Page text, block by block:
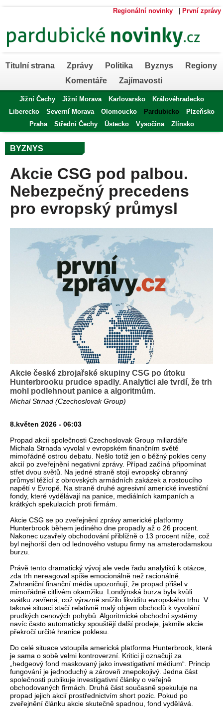
Regionální novinky První zprávy
Titulní strana Zprávy Politika Byznys
Regiony
Komentáře
Zajímavosti
Jižní Čechy Jižní Morava Karlovarsko
Královéhradecko
Liberecko
Severní Morava Olomoucko Pardubicko
Plzeňsko
Praha
Střední Čechy Ústecko Vysočina Zlínsko
BYZNYS
Akcie CSG pod palbou.
Nebezpečný precedens
pro evropský průmysl
Akcie české zbrojařské skupiny CSG po útoku
Hunterbrooku prudce spadly. Analytici ale tvrdí, že trh
mohl podlehnout panice a algoritmům.
Michal Strnad (Czechoslovak Group)
8.květen 2026 - 06:03
Propad akcií společnosti Czechoslovak Group miliardáře
Michala Strnada vyvolal v evropském finančním světě
mimořádně ostrou debatu. Nešlo totiž jen o běžný pokles ceny
akcií po zveřejnění negativní zprávy. Případ začíná připomínat
střet dvou světů. Na jedné straně stojí evropský obranný
průmysl těžící z obrovských armádních zakázek a rostoucího
napětí v Evropě. Na straně druhé agresivní americké investiční
fondy, které vydělávají na panice, mediálních kampaních a
krátkých spekulacích proti firmám.
Akcie CSG se po zveřejnění zprávy americké platformy
Hunterbrook během jediného dne propadly až o 26 procent.
Nakonec uzavřely obchodování přibližně o 13 procent níže, což
byl nejhorší den od lednového vstupu firmy na amsterodamskou
burzu.
Právě tento dramatický vývoj ale vede řadu analytiků k otázce,
zda trh nereagoval spíše emocionálně než racionálně.
Zahraniční finanční média upozorňují, že propad přišel v
mimořádně citlivém okamžiku. Londýnská burza byla kvůli
svátku zavřená, což výrazně snížilo likviditu evropského trhu. V
takové situaci stačí relativně malý objem obchodů k vyvolání
prudkých cenových pohybů. Algoritmické obchodní systémy
navíc často automaticky spouštějí další prodeje, jakmile akcie
překročí určité hranice poklesu.
Do celé situace vstoupila americká platforma Hunterbrook, která
je sama o sobě velmi kontroverzní. Kritici ji označují za
„hedgeový fond maskovaný jako investigativní médium“. Princip
fungování je jednoduchý a zároveň znepokojivý. Jedna část
společnosti publikuje investigativní články o veřejně
obchodovaných firmách. Druhá část současně spekuluje na
propad jejich akcií prostřednictvím short pozic. Pokud po
zveřejnění článku akcie skutečně spadnou, fond vydělává.